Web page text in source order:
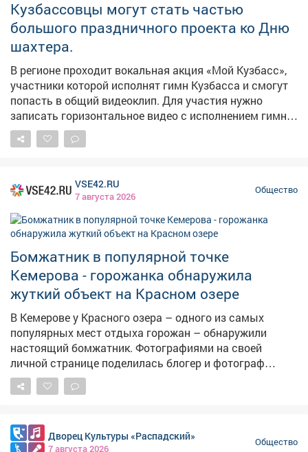
Кузбассовцы могут стать частью
большого праздничного проекта ко Дню
шахтера.
В регионе проходит вокальная акция «Мой Кузбасс»,
участники которой исполнят гимн Кузбасса и смогут
попасть в общий видеоклип. Для участия нужно
записать горизонтальное видео с исполнением гимна
в хорошем качестве и опубликовать его на своей
странице во «ВКонтакте» с хештегом #МойКузбасс.
Присоединяйтесь к акции и станьте частью общего
поздравления Кузбасса!
VSE42.RU
7 августа 2026
Общество
Бомжатник в популярной точке
Кемерова - горожанка обнаружила
жуткий объект на Красном озере
В Кемерове у Красного озера – одного из самых
популярных мест отдыха горожан – обнаружили
настоящий бомжатник. Фотографиями на своей
личной странице поделилась блогер и фотограф
Екатерина Комарова. – Шла, шла и вот...бомжи
наверное живут летом. Не было такого там (авторский
Красное озеро – одно из самых популярных мест
отдыха кемеровчан. Однако теперь в лесополосе у
Дворец Культуры «Распадский»
7 августа 2026
Общество